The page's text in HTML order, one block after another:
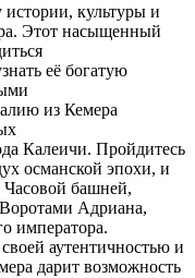
культуры и
Этот насыщенный
её богатую
из Кемера
Калеичи. Пройдитесь
османской эпохи, и
башней,
Адриана,
императора.
аутентичностью и
дарит возможность